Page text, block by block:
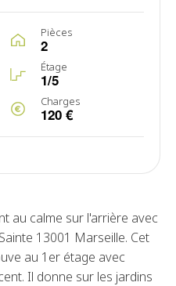
Pièces
2
Étage
1/5
Charges
120 €
au calme sur l'arrière avec
13001 Marseille. Cet
au 1er étage avec
Il donne sur les jardins